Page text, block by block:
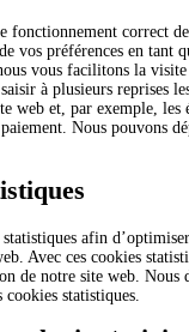
fonctionnement correct
vos préférences en tant
vous facilitons la
à plusieurs reprises
web et, par exemple, les
Nous pouvons
afin
Avec ces cookies
de notre site web. Nous
statistiques.